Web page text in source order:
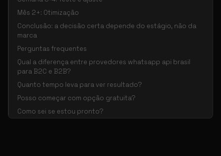
Mês 2+: Otimização
Conclusão: a decisão certa depende do estágio, não da
marca
Perguntas frequentes
Qual a diferença entre provedores whatsapp api brasil
para B2C e B2B?
Quanto tempo leva para ver resultado?
Posso começar com opção gratuita?
Como sei se estou pronto?